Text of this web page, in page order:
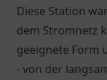
Diese Station
dem Stromnetz
geeignete Form
- von der